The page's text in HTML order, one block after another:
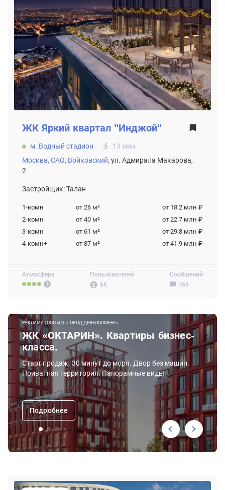
Атмосфера
Пользователей
66
Сообщений
169
ЖК Яркий квартал "Инджой"
м. Водный стадион
13 мин.
Москва, САО, Войковский, ул. Адмирала Макарова,
2
Застройщик: Талан
1-комн от 26 м²
от 18.2 млн ₽
2-комн
от 40 м²
от 22.7 млн ₽
3-комн
от 61 м²
от 29.8 млн ₽
4-комн+
от 87 м² от 41.9 млн ₽
РЕКЛАМА | ООО «СЗ «ГОРОД ДЕВЕЛОПМЕНТ»
ЖК «ОКТАРИН». Квартиры бизнес-
класса.
Старт продаж. 30 минут до моря. Двор без машин.
Приватная территория. Панорамные виды.
Подробнее